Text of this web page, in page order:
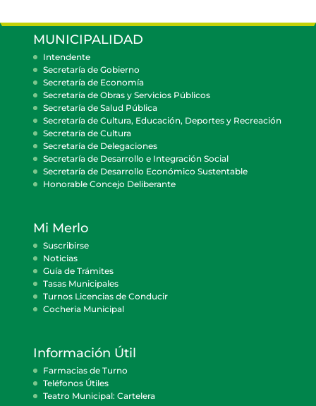
MUNICIPALIDAD
Intendente
Secretaría de Gobierno
Secretaría de Economía
Secretaría de Obras y Servicios Públicos
Secretaría de Salud Pública
Secretaría de Cultura, Educación, Deportes y Recreación
Secretaría de Cultura
Secretaría de Delegaciones
Secretaría de Desarrollo e Integración Social
Secretaría de Desarrollo Económico Sustentable
Honorable Concejo Deliberante
Mi Merlo
Suscribirse
Noticias
Guía de Trámites
Tasas Municipales
Turnos Licencias de Conducir
Cocheria Municipal
Información Útil
Farmacias de Turno
Teléfonos Útiles
Teatro Municipal: Cartelera